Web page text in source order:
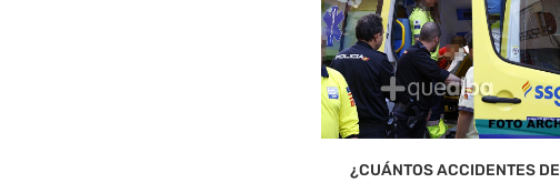
¿CUÁNTOS ACCIDENTES DE